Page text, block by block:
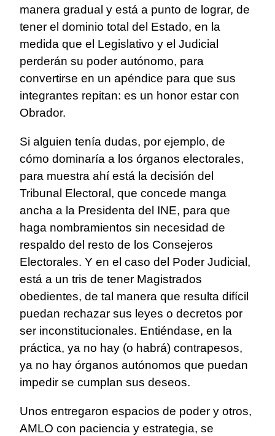
manera gradual y está a punto de lograr, de
tener el dominio total del Estado, en la
medida que el Legislativo y el Judicial
perderán su poder autónomo, para
convertirse en un apéndice para que sus
integrantes repitan: es un honor estar con
Obrador.
Si alguien tenía dudas, por ejemplo, de
cómo dominaría a los órganos electorales,
para muestra ahí está la decisión del
Tribunal Electoral, que concede manga
ancha a la Presidenta del INE, para que
haga nombramientos sin necesidad de
respaldo del resto de los Consejeros
Electorales. Y en el caso del Poder Judicial,
está a un tris de tener Magistrados
obedientes, de tal manera que resulta difícil
puedan rechazar sus leyes o decretos por
ser inconstitucionales. Entiéndase, en la
práctica, ya no hay (o habrá) contrapesos,
ya no hay órganos autónomos que puedan
impedir se cumplan sus deseos.
Unos entregaron espacios de poder y otros,
AMLO con paciencia y estrategia, se